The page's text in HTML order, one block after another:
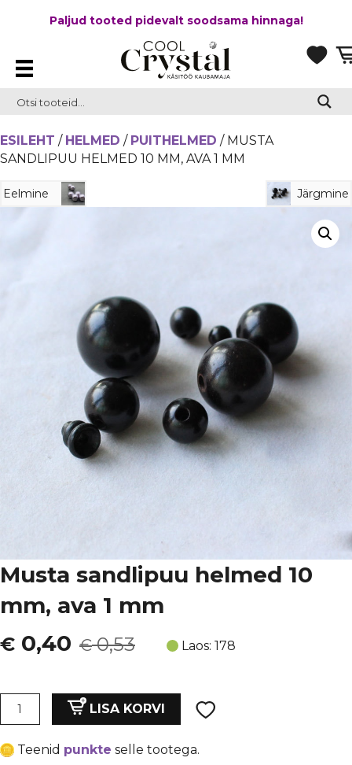
Paljud tooted pidevalt soodsama hinnaga!
ESILEHT / HELMED / PUITHELMED / MUSTA
SANDLIPUU HELMED 10 MM, AVA 1 MM
Eelmine Järgmine
Musta sandlipuu helmed 10
mm, ava 1 mm
€0,53
Algne
oli:
€ 0,53.
€ 0,40
Current
is:
€ 0,40.
Laos: 178
Musta
10
LISA KORVI
Teenid punkte selle tootega.